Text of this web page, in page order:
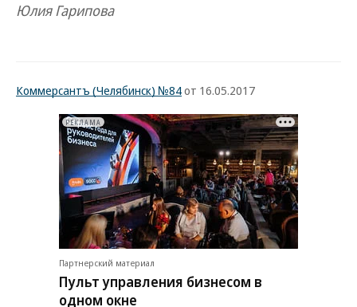
Юлия Гарипова
Коммерсантъ (Челябинск) №84от 16.05.2017
Партнерский материал
Пульт управления бизнесом в
одном окне
РЕКЛАМА